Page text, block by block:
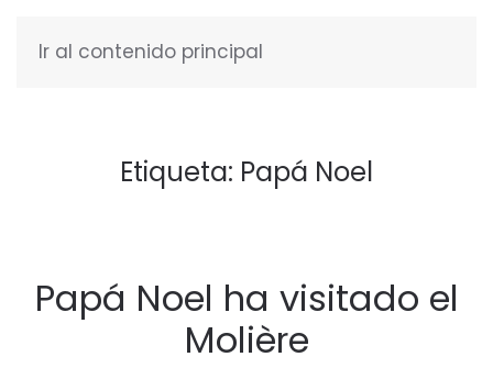
Ir al contenido principal
Etiqueta: Papá Noel
Papá Noel ha visitado el
Molière